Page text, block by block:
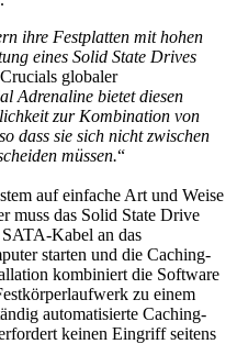
ihre Festplatten mit hohen
eines Solid State Drives
globaler
Adrenaline bietet diesen
zur Kombination von
dass sie sich nicht zwischen
müssen.“
auf einfache Art und Weise
muss das Solid State Drive
Kabel an das
starten und die Caching-
kombiniert die Software
zu einem
automatisierte Caching-
keinen Eingriff seitens